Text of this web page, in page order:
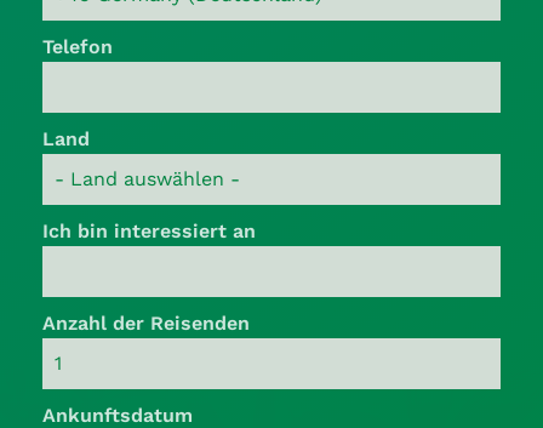
Telefon
Land
Ich bin interessiert an
Anzahl der Reisenden
Ankunftsdatum